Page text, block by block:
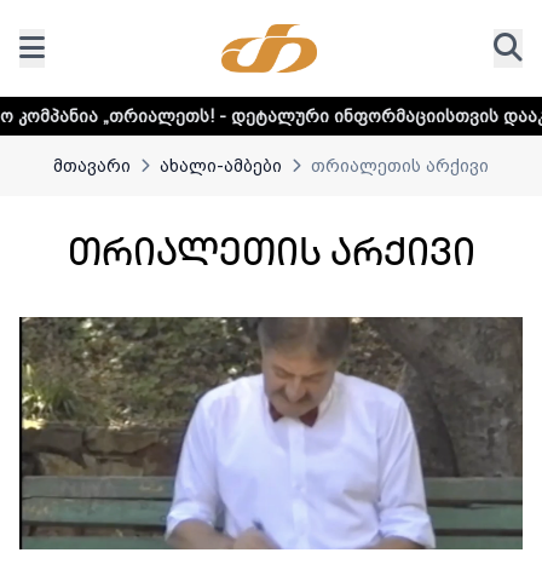
ინფორმაციისთვის დააკლიკეთ ლინკს
მთავარი ახალი-ამბები თრიალეთის არქივი
თრიალეთის არქივი